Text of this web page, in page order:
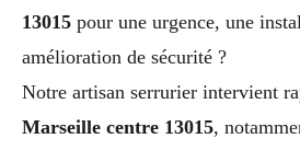
13015 pour une urgence, une
amélioration de sécurité ?
Notre artisan serrurier intervient
Marseille centre 13015,